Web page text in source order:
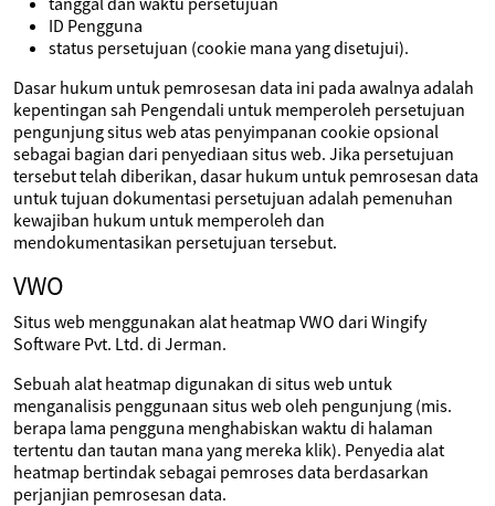
ID Pengguna
status persetujuan (cookie mana yang disetujui).
Dasar hukum untuk pemrosesan data ini pada awalnya adalah
kepentingan sah Pengendali untuk memperoleh persetujuan
pengunjung situs web atas penyimpanan cookie opsional
sebagai bagian dari penyediaan situs web. Jika persetujuan
tersebut telah diberikan, dasar hukum untuk pemrosesan data
untuk tujuan dokumentasi persetujuan adalah pemenuhan
kewajiban hukum untuk memperoleh dan
mendokumentasikan persetujuan tersebut.
VWO
Situs web menggunakan alat heatmap VWO dari Wingify
Software Pvt. Ltd. di Jerman.
Sebuah alat heatmap digunakan di situs web untuk
menganalisis penggunaan situs web oleh pengunjung (mis.
berapa lama pengguna menghabiskan waktu di halaman
tertentu dan tautan mana yang mereka klik). Penyedia alat
heatmap bertindak sebagai pemroses data berdasarkan
perjanjian pemrosesan data.